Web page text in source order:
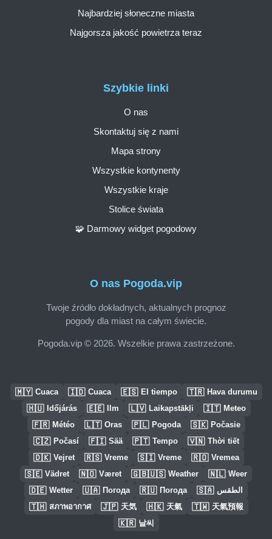
O nas Pogoda.vip
Twoje źródło dokładnych, aktualnych prognoz
pogody dla miast na całym świecie.
Pogoda.vip © 2026. Wszelkie prawa zastrzeżone.
Szybkie linki
O nas
Skontaktuj się z nami
Mapa strony
Wszystkie kontynenty
Wszystkie kraje
Stolice świata
🧩 Darmowy widget pogodowy
Najbardziej słoneczne miasta
Najgorsza jakość powietrza teraz
🇲🇾 Cuaca 🇮🇩 Cuaca 🇪🇸 El tiempo 🇹🇷 Hava durumu
🇭🇺 Időjárás 🇪🇪 Ilm 🇱🇻 Laikapstākļi 🇮🇹 Meteo
🇫🇷 Météo 🇱🇹 Oras 🇵🇱 Pogoda 🇸🇰 Počasie
🇨🇿 Počasí 🇫🇮 Sää 🇵🇹 Tempo 🇻🇳 Thời tiết
🇩🇰 Vejret 🇷🇸 Vreme 🇸🇮 Vreme 🇷🇴 Vremea
🇸🇪 Vädret 🇳🇴 Været 🇬🇧🇺🇸 Weather 🇳🇱 Weer
🇩🇪 Wetter 🇺🇦 Погода 🇷🇺 Погода 🇸🇦 الطقس
🇹🇭 สภาพอากาศ 🇯🇵 天気 🇭🇰 天氣 🇹🇼 天氣預報
🇰🇷 날씨